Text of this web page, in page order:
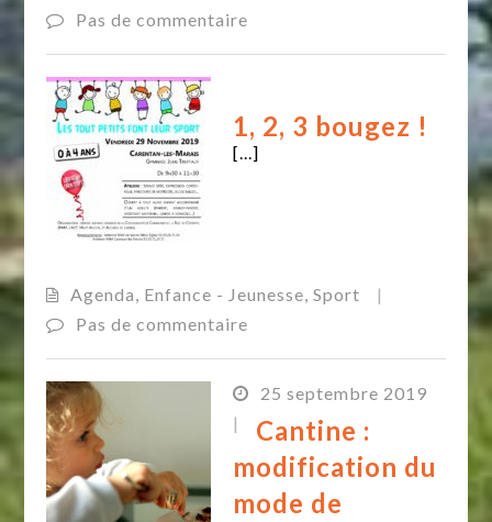
Pas de commentaire
Agenda, Enfance - Jeunesse,Sport
|
Pas de commentaire
1, 2, 3 bougez !
[...]
25 septembre 2019
|
Cantine :
modification du
mode de